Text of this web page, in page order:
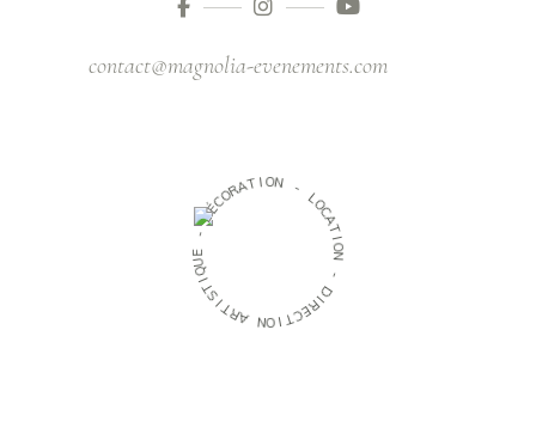
contact@magnolia-evenements.com
D
ÉCORATION -
L
O
C
A
T
I
O
N
-
D
I
R
E
C
T
I
O
N
A
R
T
I
S
T
I
Q
U
E
-